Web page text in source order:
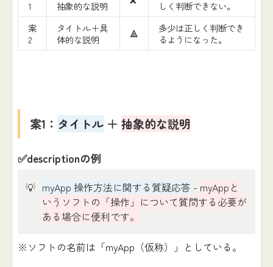
1
抽象的な説明
しく判断できない。
案
2
タイトル＋具
体的な説明
🔺
多少は正しく判断でき
るようになった。
案1： タイトル＋ 抽象的な説明
✅descriptionの例
💡 myApp 操作方法に関する質疑応答 - myAppと
いうソフトの「操作」について質問する必要が
ある場合に便利です。
※ソフトの名前は「myApp（仮称）」としている。